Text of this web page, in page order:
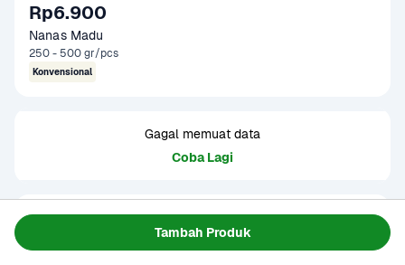
Tambah Produk
Rp6.900
Nanas Madu
250 - 500 gr/pcs
Konvensional
Gagal memuat data
Coba Lagi
Informasi Produk
Tersedia dalam pilihan konvensional dan imperfect. Nanas